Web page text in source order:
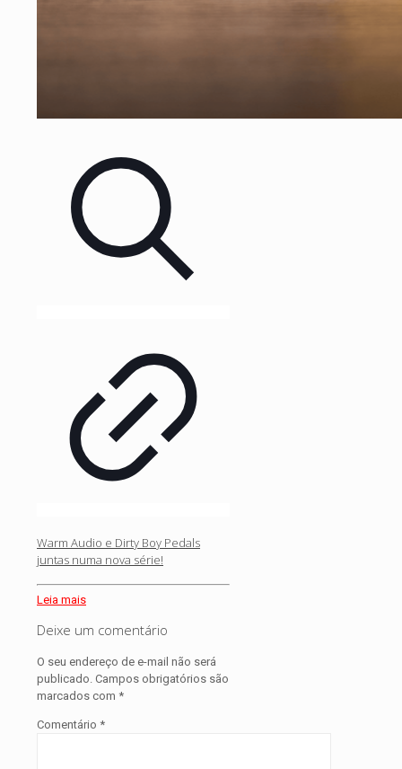
Warm Audio e Dirty Boy Pedals
juntas numa nova série!
Leia mais
Deixe um comentário
O seu endereço de e-mail não será
publicado. Campos obrigatórios são
marcados com *
Comentário *